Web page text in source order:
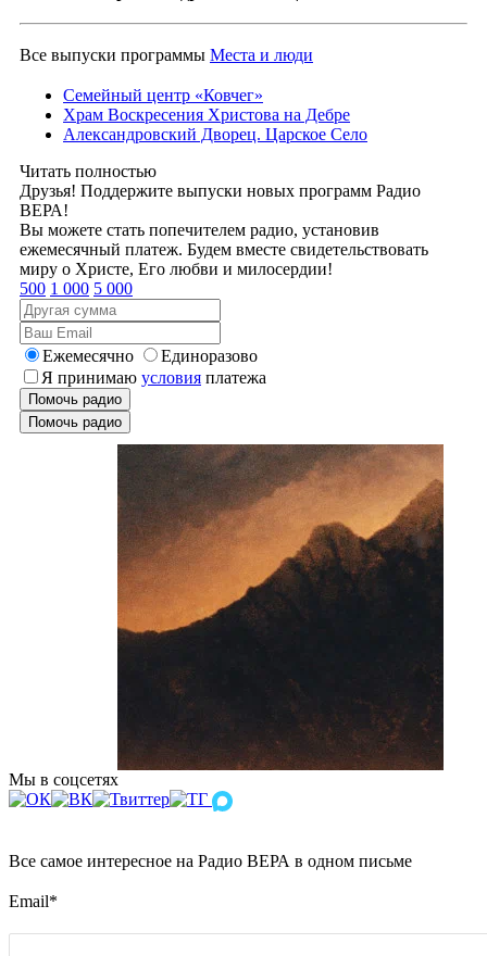
Все выпуски программы Места и люди
Семейный центр «Ковчег»
Храм Воскресения Христова на Дебре
Александровский Дворец. Царское Село
Читать полностью
Друзья! Поддержите выпуски новых программ Радио
ВЕРА!
Вы можете стать попечителем радио, установив
ежемесячный платеж. Будем вместе свидетельствовать
миру о Христе, Его любви и милосердии!
500 1 000 5 000
Ежемесячно
Единоразово
Я принимаю условия платежа
Помочь радио
Помочь радио
Мы в соцсетях
Все самое интересное на Радио ВЕРА в одном письме
Email*